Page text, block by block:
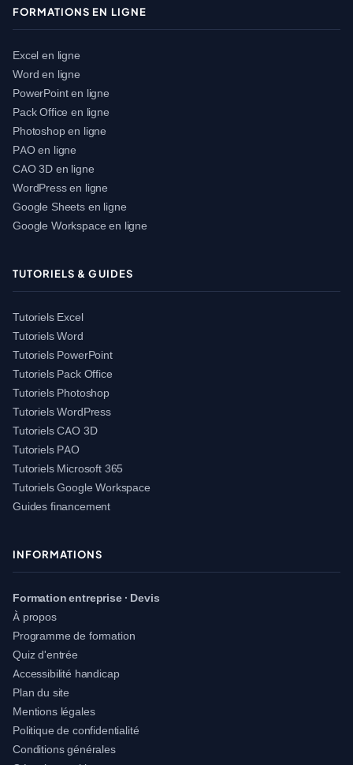
FORMATIONS EN LIGNE
Excel en ligne
Word en ligne
PowerPoint en ligne
Pack Office en ligne
Photoshop en ligne
PAO en ligne
CAO 3D en ligne
WordPress en ligne
Google Sheets en ligne
Google Workspace en ligne
TUTORIELS & GUIDES
Tutoriels Excel
Tutoriels Word
Tutoriels PowerPoint
Tutoriels Pack Office
Tutoriels Photoshop
Tutoriels WordPress
Tutoriels CAO 3D
Tutoriels PAO
Tutoriels Microsoft 365
Tutoriels Google Workspace
Guides financement
INFORMATIONS
Formation entreprise · Devis
À propos
Programme de formation
Quiz d'entrée
Accessibilité handicap
Plan du site
Mentions légales
Politique de confidentialité
Conditions générales